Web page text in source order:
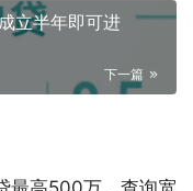
立半年即可进
下一篇